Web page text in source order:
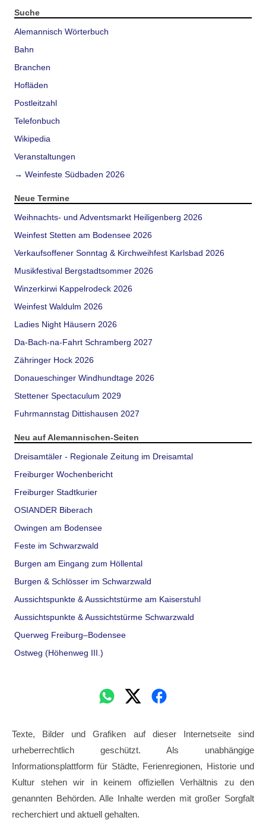
Suche
Alemannisch Wörterbuch
Bahn
Branchen
Hofläden
Postleitzahl
Telefonbuch
Wikipedia
Veranstaltungen
→ Weinfeste Südbaden 2026
Neue Termine
Weihnachts- und Adventsmarkt Heiligenberg 2026
Weinfest Stetten am Bodensee 2026
Verkaufsoffener Sonntag & Kirchweihfest Karlsbad 2026
Musikfestival Bergstadtsommer 2026
Winzerkirwi Kappelrodeck 2026
Weinfest Waldulm 2026
Ladies Night Häusern 2026
Da-Bach-na-Fahrt Schramberg 2027
Zähringer Hock 2026
Donaueschinger Windhundtage 2026
Stettener Spectaculum 2029
Fuhrmannstag Dittishausen 2027
Neu auf Alemannischen-Seiten
Dreisamtäler - Regionale Zeitung im Dreisamtal
Freiburger Wochenbericht
Freiburger Stadtkurier
OSIANDER Biberach
Owingen am Bodensee
Feste im Schwarzwald
Burgen am Eingang zum Höllental
Burgen & Schlösser im Schwarzwald
Aussichtspunkte & Aussichtstürme am Kaiserstuhl
Aussichtspunkte & Aussichtstürme Schwarzwald
Querweg Freiburg–Bodensee
Ostweg (Höhenweg III.)
Texte, Bilder und Grafiken auf dieser Internetseite sind
urheberrechtlich geschützt. Als unabhängige
Informationsplattform für Städte, Ferienregionen, Historie und
Kultur stehen wir in keinem offiziellen Verhältnis zu den
genannten Behörden. Alle Inhalte werden mit großer Sorgfalt
recherchiert und aktuell gehalten.